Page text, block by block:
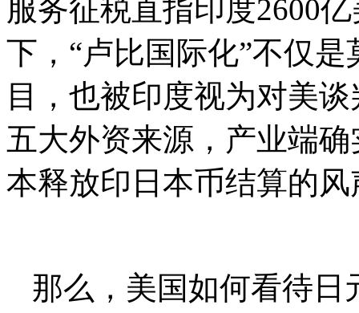
服务征税直指印度2600
下，“卢比国际化”不仅
目，也被印度视为对美
五大外资来源，产业端
本释放印日本币结算的
那么，美国如何看待日